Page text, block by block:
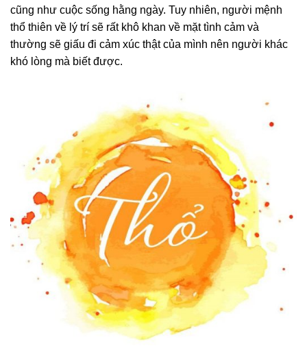
cũng như cuộc sống hằng ngày. Tuy nhiên, người mệnh
thổ thiên về lý trí sẽ rất khô khan về mặt tình cảm và
thường sẽ giấu đi cảm xúc thật của mình nên người khác
khó lòng mà biết được.